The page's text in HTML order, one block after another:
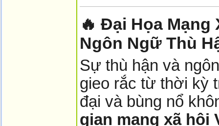
🔥 Đại Họa
Ngôn Ngữ Thù
Sự thù hận và
gieo rắc từ thời kỳ
đại và bùng nổ
gian mạng xã hội